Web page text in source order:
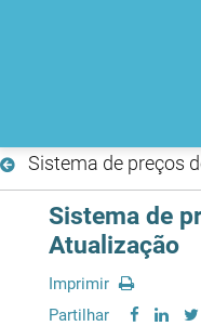
Sistema de preços
Sistema de
Atualização
Imprimir
Partilhar